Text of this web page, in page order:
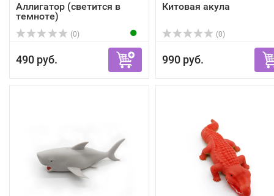
Аллигатор (светится в
темноте)
(0)
490 руб.
Китовая акула
(0)
990 руб.